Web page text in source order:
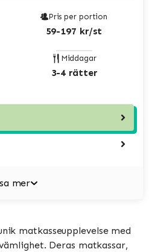
Pris per portion
59-197 kr/st
Middagar
3-4 rätter
mer
matkasseupplevelse med
Deras matkassar,